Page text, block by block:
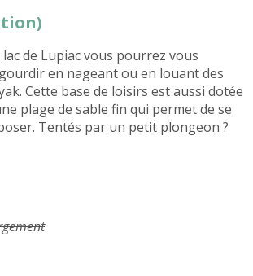
lac de Lupiac vous pourrez vous
en nageant ou en louant des
Cette base de loisirs est aussi dotée
plage de sable fin qui permet de se
Tentés par un petit plongeon ?